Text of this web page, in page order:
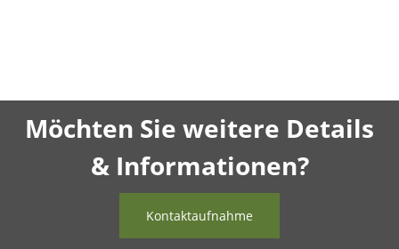
Möchten Sie weitere Details
& Informationen?
Kontaktaufnahme